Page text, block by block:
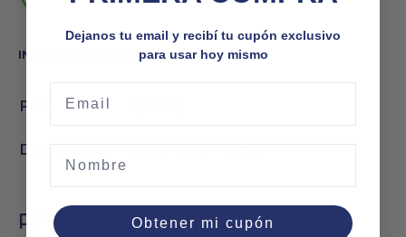
INFORMACIÓN ADICIONAL
Peso
Dimensiones 39,5 × 27,5 × 2 cm
PRODUCTOS
Dejanos tu email y recibí tu cupón exclusivo
para usar hoy mismo
Obtener mi cupón